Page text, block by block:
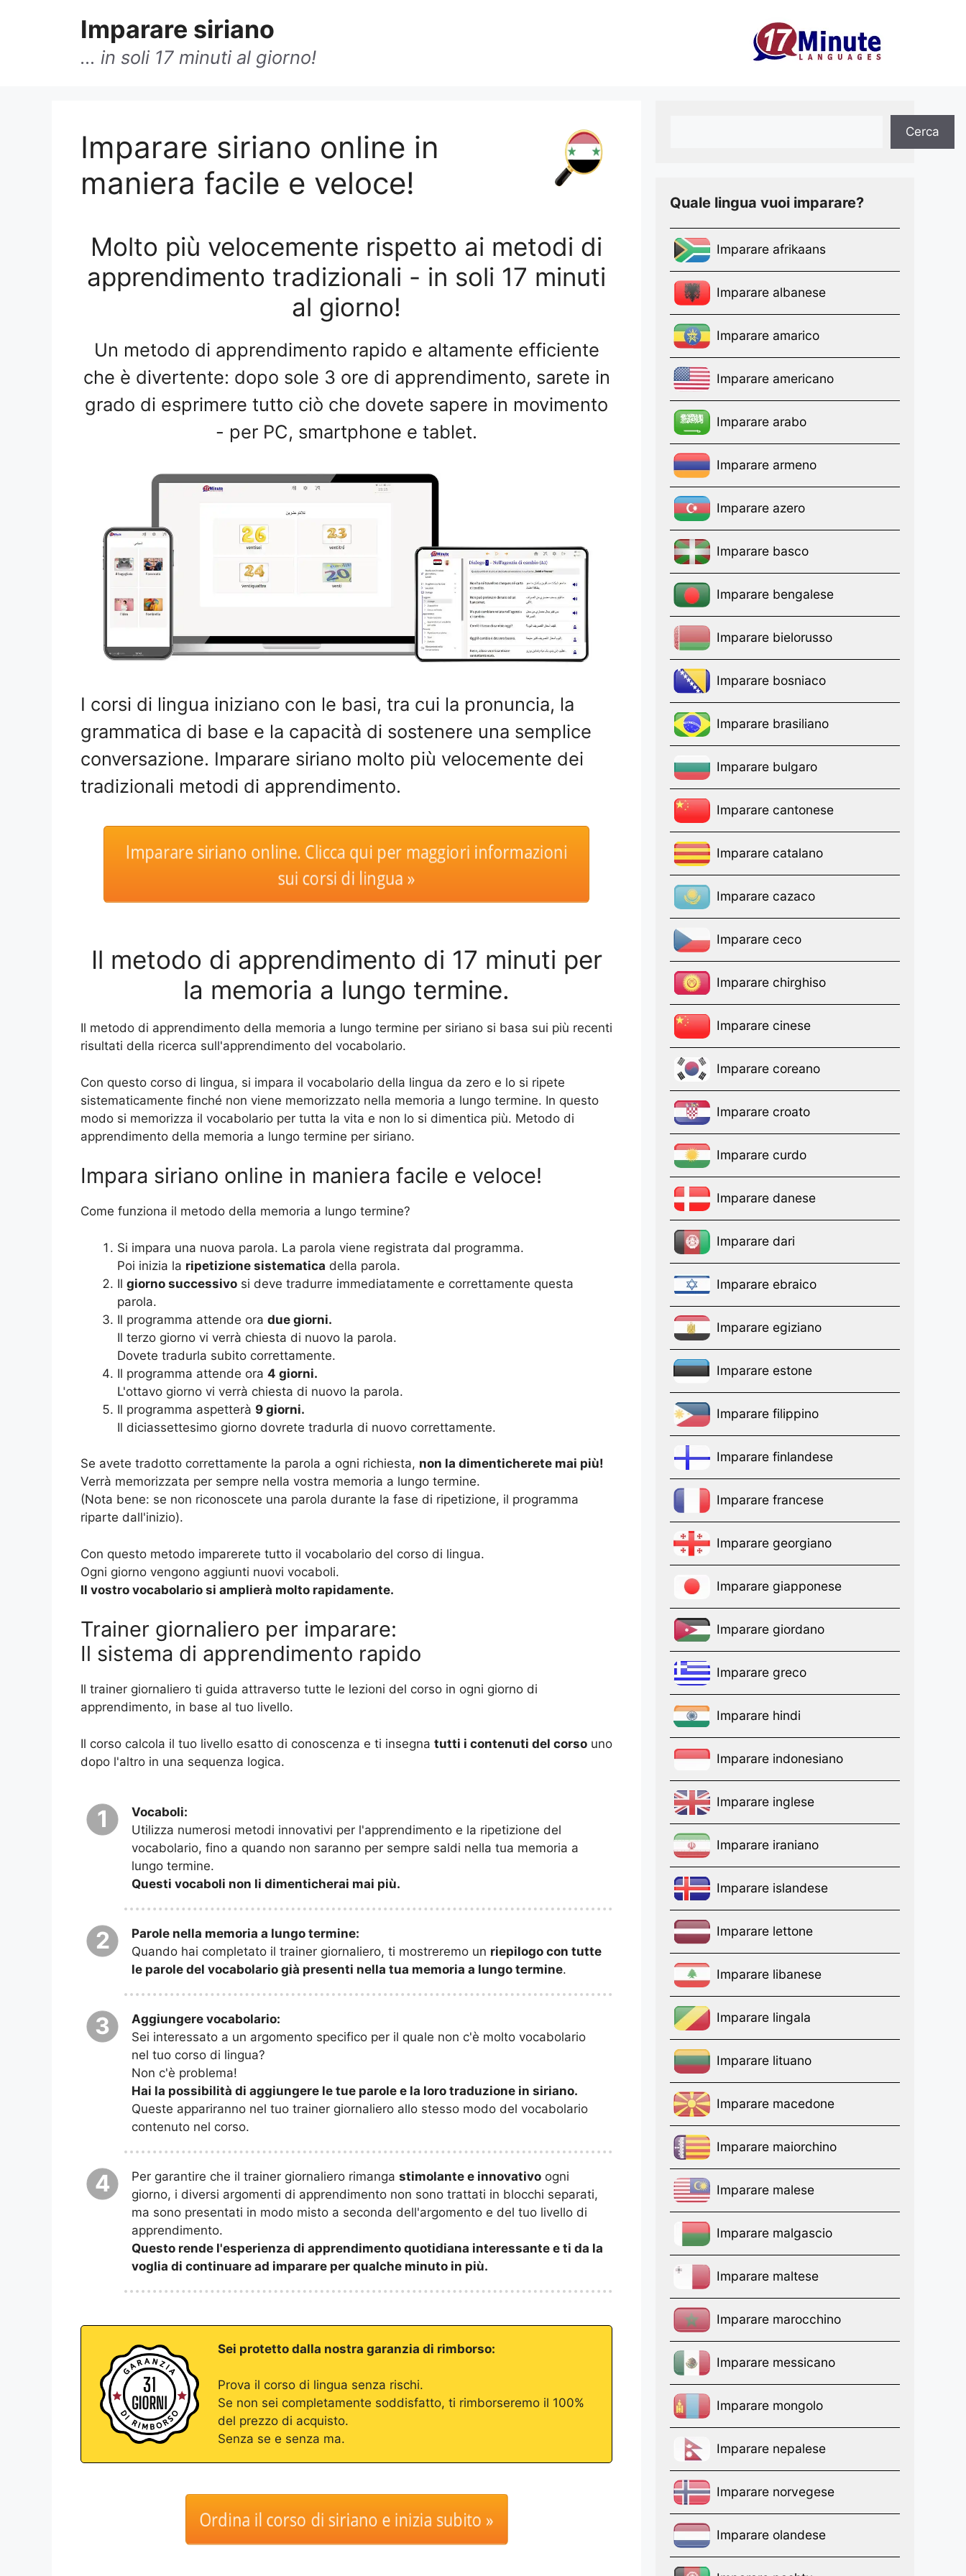
Imparare siriano
… in soli 17 minuti al giorno!
Imparare siriano online in
maniera facile e veloce!
Molto più velocemente rispetto ai metodi di
apprendimento tradizionali - in soli 17 minuti
al giorno!
Un metodo di apprendimento rapido e altamente efficiente
che è divertente: dopo sole 3 ore di apprendimento, sarete in
grado di esprimere tutto ciò che dovete sapere in movimento
- per PC, smartphone e tablet.
I corsi di lingua iniziano con le basi, tra cui la pronuncia, la
grammatica di base e la capacità di sostenere una semplice
conversazione. Imparare siriano molto più velocemente dei
tradizionali metodi di apprendimento.
Imparare siriano online. Clicca qui per maggiori informazioni
sui corsi di lingua »
Il metodo di apprendimento di 17 minuti per
la memoria a lungo termine.
Il metodo di apprendimento della memoria a lungo termine per siriano si basa sui più recenti
risultati della ricerca sull'apprendimento del vocabolario.
Con questo corso di lingua, si impara il vocabolario della lingua da zero e lo si ripete
sistematicamente finché non viene memorizzato nella memoria a lungo termine. In questo
modo si memorizza il vocabolario per tutta la vita e non lo si dimentica più. Metodo di
apprendimento della memoria a lungo termine per siriano.
Impara siriano online in maniera facile e veloce!
Come funziona il metodo della memoria a lungo termine?
Si impara una nuova parola. La parola viene registrata dal programma.
Poi inizia la ripetizione sistematica della parola.
Il giorno successivo si deve tradurre immediatamente e correttamente questa
parola.
Il programma attende ora due giorni.
Il terzo giorno vi verrà chiesta di nuovo la parola.
Dovete tradurla subito correttamente.
Il programma attende ora 4 giorni.
L'ottavo giorno vi verrà chiesta di nuovo la parola.
Il programma aspetterà 9 giorni.
Il diciassettesimo giorno dovrete tradurla di nuovo correttamente.
Se avete tradotto correttamente la parola a ogni richiesta, non la dimenticherete mai più!
Verrà memorizzata per sempre nella vostra memoria a lungo termine.
(Nota bene: se non riconoscete una parola durante la fase di ripetizione, il programma
riparte dall'inizio).
Con questo metodo imparerete tutto il vocabolario del corso di lingua.
Ogni giorno vengono aggiunti nuovi vocaboli.
Il vostro vocabolario si amplierà molto rapidamente.
Trainer giornaliero per imparare:
Il sistema di apprendimento rapido
Il trainer giornaliero ti guida attraverso tutte le lezioni del corso in ogni giorno di
apprendimento, in base al tuo livello.
Il corso calcola il tuo livello esatto di conoscenza e ti insegna tutti i contenuti del corso uno
dopo l'altro in una sequenza logica.
1
Vocaboli:
Utilizza numerosi metodi innovativi per l'apprendimento e la ripetizione del
vocabolario, fino a quando non saranno per sempre saldi nella tua memoria a
lungo termine.
Questi vocaboli non li dimenticherai mai più.
2
Parole nella memoria a lungo termine:
Quando hai completato il trainer giornaliero, ti mostreremo un riepilogo con tutte
le parole del vocabolario già presenti nella tua memoria a lungo termine.
3
Aggiungere vocabolario:
Sei interessato a un argomento specifico per il quale non c'è molto vocabolario
nel tuo corso di lingua?
Non c'è problema!
Hai la possibilità di aggiungere le tue parole e la loro traduzione in siriano.
Queste appariranno nel tuo trainer giornaliero allo stesso modo del vocabolario
contenuto nel corso.
4 Per garantire che il trainer giornaliero rimanga stimolante e innovativo ogni
giorno, i diversi argomenti di apprendimento non sono trattati in blocchi separati,
ma sono presentati in modo misto a seconda dell'argomento e del tuo livello di
apprendimento.
Questo rende l'esperienza di apprendimento quotidiana interessante e ti da la
voglia di continuare ad imparare per qualche minuto in più.
Sei protetto dalla nostra garanzia di rimborso:
Prova il corso di lingua senza rischi.
Se non sei completamente soddisfatto, ti rimborseremo il 100%
del prezzo di acquisto.
Senza se e senza ma.
Ordina il corso di siriano e inizia subito »
Impara adesso Siriano uno sconto fino al 53 %!
No grazie, non ho interesse ad apprendere una nuova lingua.
Cerca
Quale lingua vuoi imparare?
Imparare afrikaans
Imparare albanese
Imparare amarico
Imparare americano
Imparare arabo
Imparare armeno
Imparare azero
Imparare basco
Imparare bengalese
Imparare bielorusso
Imparare bosniaco
Imparare brasiliano
Imparare bulgaro
Imparare cantonese
Imparare catalano
Imparare cazaco
Imparare ceco
Imparare chirghiso
Imparare cinese
Imparare coreano
Imparare croato
Imparare curdo
Imparare danese
Imparare dari
Imparare ebraico
Imparare egiziano
Imparare estone
Imparare filippino
Imparare finlandese
Imparare francese
Imparare georgiano
Imparare giapponese
Imparare giordano
Imparare greco
Imparare hindi
Imparare indonesiano
Imparare inglese
Imparare iraniano
Imparare islandese
Imparare lettone
Imparare libanese
Imparare lingala
Imparare lituano
Imparare macedone
Imparare maiorchino
Imparare malese
Imparare malgascio
Imparare maltese
Imparare marocchino
Imparare messicano
Imparare mongolo
Imparare nepalese
Imparare norvegese
Imparare olandese